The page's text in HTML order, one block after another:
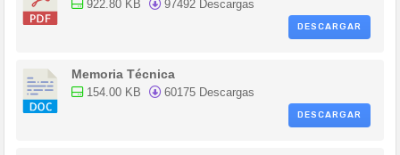
922.80 KB
97492 Descargas
DESCARGAR
Memoria Técnica
154.00 KB
60175 Descargas
DESCARGAR